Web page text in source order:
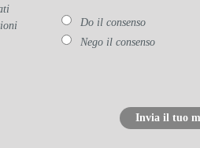
Do il consenso
Nego il consenso
Invia il tuo